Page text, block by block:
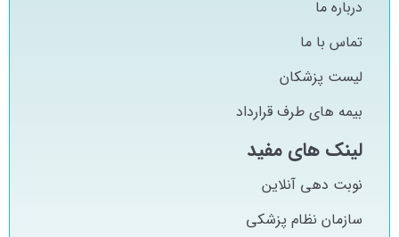
درباره ما
تماس با ما
لیست پزشکان
بیمه های طرف قرارداد
لینک های مفید
نوبت دهی آنلاین
سازمان نظام پزشکی